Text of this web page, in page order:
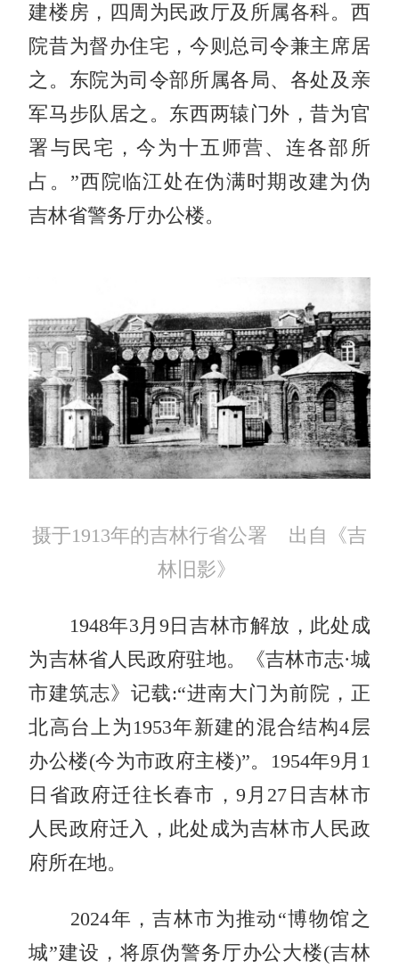
建楼房，四周为民政厅及所属各科。西
院昔为督办住宅，今则总司令兼主席居
之。东院为司令部所属各局、各处及亲
军马步队居之。东西两辕门外，昔为官
署与民宅，今为十五师营、连各部所
占。”西院临江处在伪满时期改建为伪
吉林省警务厅办公楼。
摄于1913年的吉林行省公署 出自《吉
林旧影》
1948年3月9日吉林市解放，此处成
为吉林省人民政府驻地。《吉林市志·城
市建筑志》记载:“进南大门为前院，正
北高台上为1953年新建的混合结构4层
办公楼(今为市政府主楼)”。1954年9月1
日省政府迁往长春市，9月27日吉林市
人民政府迁入，此处成为吉林市人民政
府所在地。
2024年，吉林市为推动“博物馆之
城”建设，将原伪警务厅办公大楼(吉林